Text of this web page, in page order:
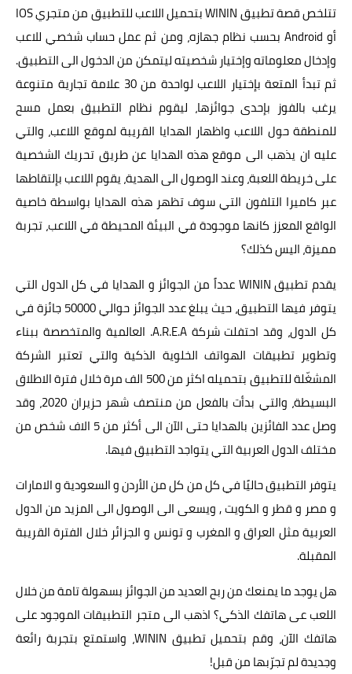
تتلخص قصة تطبيق WININ بتحميل اللاعب للتطبيق من متجري IOS
أو Android بحسب نظام جهازه، ومن ثم عمل حساب شخصي للاعب
وإدخال معلوماته وإختيار شخصيته ليتمكن من الدخول الى التطبيق.
ثم تبدأ المتعة بإختيار اللاعب لواحدة من 30 علامة تجارية متنوعة
يرغب بالفوز بإحدى جوائزها، ليقوم نظام التطبيق بعمل مسح
للمنطقة حول اللاعب واظهار الهدايا القريبة لموقع اللاعب، والتي
عليه ان يذهب الى موقع هذه الهدايا عن طريق تحريك الشخصية
على خريطة اللعبة، وعند الوصول الى الهدية، يقوم اللاعب بإلتقاطها
عبر كاميرا التلفون التي سوف تظهر هذه الهدايا بواسطة خاصية
الواقع المعزز كانها موجودة في البيئة المحيطة في اللاعب، تجربة
مميزة، اليس كذلك؟
يقدم تطبيق WININ عدداً من الجوائز و الهدايا في كل الدول التي
يتوفر فيها التطبيق، حيث يبلغ عدد الجوائز حوالي 50000 جائزة في
كل الدول، وقد احتفلت شركة A.R.E.A. العالمية والمتخصصة ببناء
وتطوير تطبيقات الهواتف الخلوية الذكية والتي تعتبر الشركة
المشغّلة للتطبيق بتحميله اكثر من 500 الف مرة خلال فترة الاطلاق
البسيطة، والتي بدأت بالفعل من منتصف شهر حزيران 2020، وقد
وصل عدد الفائزين بالهدايا حتى الآن الى أكثر من 5 الاف شخص من
مختلف الدول العربية التي يتواجد التطبيق فيها.
يتوفر التطبيق حاليًا في كل من كل من الأردن و السعودية و الامارات
و مصر و قطر و الكويت , ويسعى الى الوصول الى المزيد من الدول
العربية مثل العراق و المغرب و تونس و الجزائر خلال الفترة القريبة
المقبلة.
هل يوجد ما يمنعك من ربح العديد من الجوائز بسهولة تامة من خلال
اللعب عى هاتفك الذكي؟ اذهب الى متجر التطبيقات الموجود على
هاتفك الآن، وقم بتحميل تطبيق WININ، واستمتع بتجربة رائعة
وجديدة لم تجرّبها من قبل!